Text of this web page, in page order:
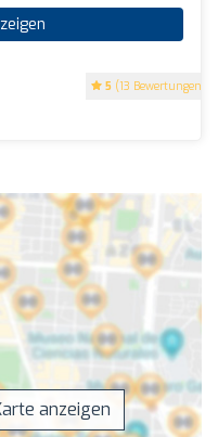
5 (13 Bewertungen)
anzeigen